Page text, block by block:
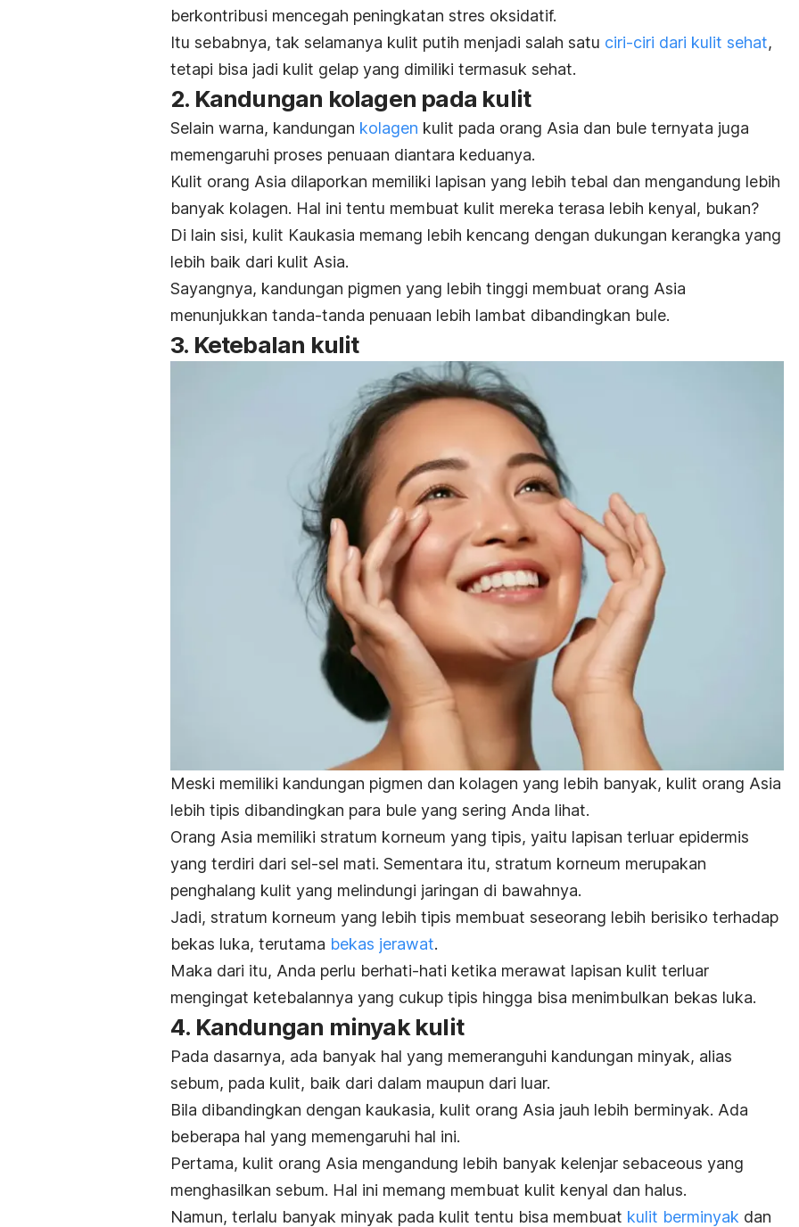
berkontribusi mencegah peningkatan stres oksidatif.
Itu sebabnya, tak selamanya kulit putih menjadi salah satu ciri-ciri dari kulit sehat,
tetapi bisa jadi kulit gelap yang dimiliki termasuk sehat.
2. Kandungan kolagen pada kulit
Selain warna, kandungan kolagen kulit pada orang Asia dan bule ternyata juga
memengaruhi proses penuaan diantara keduanya.
Kulit orang Asia dilaporkan memiliki lapisan yang lebih tebal dan mengandung lebih
banyak kolagen. Hal ini tentu membuat kulit mereka terasa lebih kenyal, bukan?
Di lain sisi, kulit Kaukasia memang lebih kencang dengan dukungan kerangka yang
lebih baik dari kulit Asia.
Sayangnya, kandungan pigmen yang lebih tinggi membuat orang Asia
menunjukkan tanda-tanda penuaan lebih lambat dibandingkan bule.
3. Ketebalan kulit
Meski memiliki kandungan pigmen dan kolagen yang lebih banyak, kulit orang Asia
lebih tipis dibandingkan para bule yang sering Anda lihat.
Orang Asia memiliki stratum korneum yang tipis, yaitu lapisan terluar epidermis
yang terdiri dari sel-sel mati. Sementara itu, stratum korneum merupakan
penghalang kulit yang melindungi jaringan di bawahnya.
Jadi, stratum korneum yang lebih tipis membuat seseorang lebih berisiko terhadap
bekas luka, terutama bekas jerawat.
Maka dari itu, Anda perlu berhati-hati ketika merawat lapisan kulit terluar
mengingat ketebalannya yang cukup tipis hingga bisa menimbulkan bekas luka.
4. Kandungan minyak kulit
Pada dasarnya, ada banyak hal yang memeranguhi kandungan minyak, alias
sebum, pada kulit, baik dari dalam maupun dari luar.
Bila dibandingkan dengan kaukasia, kulit orang Asia jauh lebih berminyak. Ada
beberapa hal yang memengaruhi hal ini.
Pertama, kulit orang Asia mengandung lebih banyak kelenjar sebaceous yang
menghasilkan sebum. Hal ini memang membuat kulit kenyal dan halus.
Namun, terlalu banyak minyak pada kulit tentu bisa membuat kulit berminyak dan